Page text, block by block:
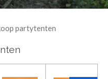
partytenten